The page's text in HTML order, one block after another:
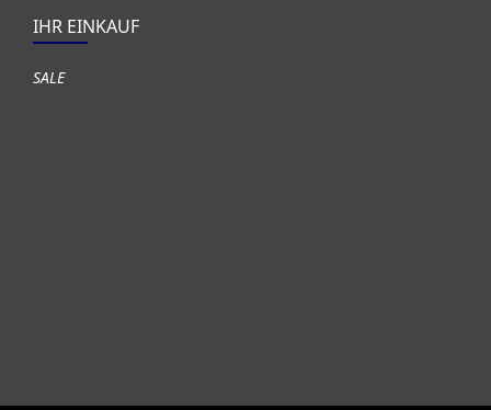
IHR EINKAUF
SALE